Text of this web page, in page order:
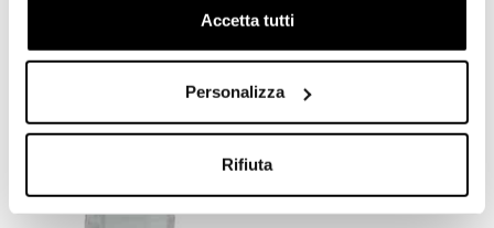
Accetta tutti
Personalizza
Rifiuta
faretto 70x73,4 cm - Jolie,
senza faretto 85x85 cm -